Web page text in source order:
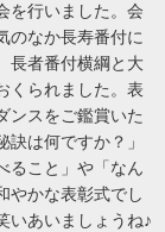
を行いました。会
のなか長寿番付に
長者番付横綱と大
くられました。表
ンスをご鑑賞いた
は何ですか？」
ること」や「なん
やかな表彰式でし
いあいましょうね♪